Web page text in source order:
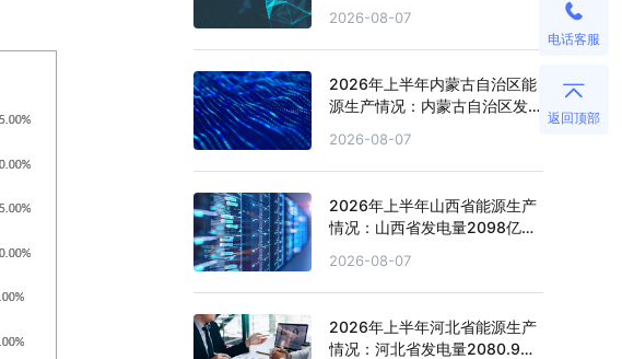
2026-08-07
2026年上半年内蒙古自治区能
源生产情况：内蒙古自治区发电
2.7%
2026-08-07
2026年上半年山西省能源生产
情况：山西省发电量2098亿千
2026-08-07
2026年上半年河北省能源生产
情况：河北省发电量2080.9亿
电话客服
返回顶部